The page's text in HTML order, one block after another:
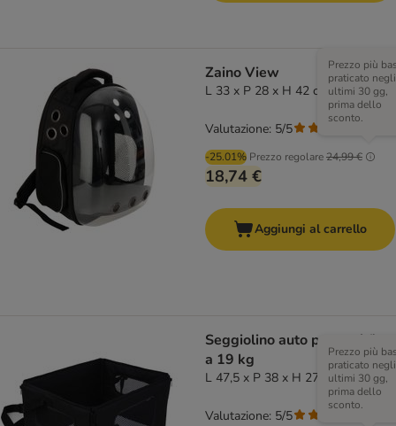
Zaino View
L 33 x P 28 x H 42 cm
-25.01% Prezzo regolare24,99 €
Prezzo più
praticato negli
ultimi 30 gg,
prima dello
sconto.
18,74 €
Valutazione: 5/5
Aggiungi al carrello
Seggiolino auto per cani fino
a 19 kg
L 47,5 x P 38 x H 27,5 cm
Prezzo più
praticato negli
ultimi 30 gg,
prima dello
sconto.
Valutazione: 5/5